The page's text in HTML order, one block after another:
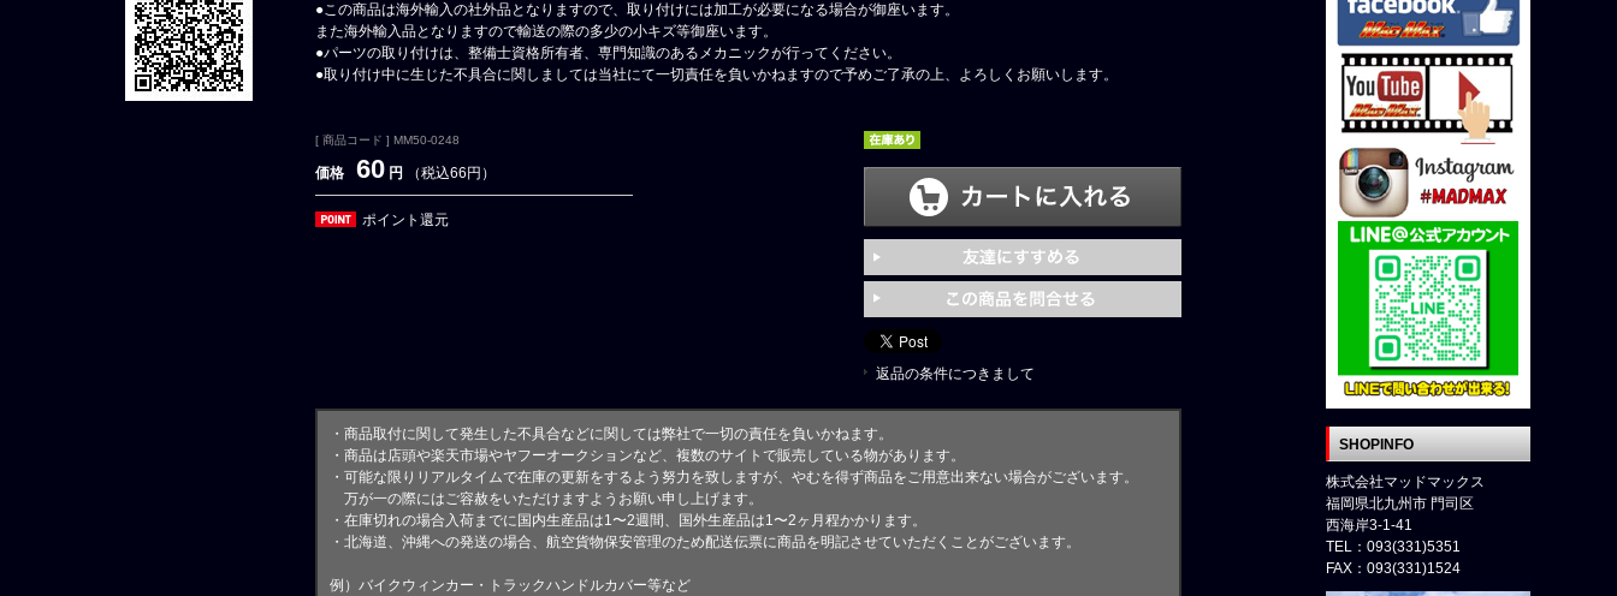
●この商品は海外輸入の社外品となりますので、取り付けには加工が必要になる場合が御座います。
また海外輸入品となりますので輸送の際の多少の小キズ等御座います。
●パーツの取り付けは、整備士資格所有者、専門知識のあるメカニックが行ってください。
●取り付け中に生じた不具合に関しましては当社にて一切責任を負いかねますので予めご了承の上、よろしくお願いします。
[ 商品コード ] MM50-0248
価格 60 円 （税込66円）
ポイント還元
返品の条件につきまして
・商品取付に関して発生した不具合などに関しては弊社で一切の責任を負いかねます。
・商品は店頭や楽天市場やヤフーオークションなど、複数のサイトで販売している物があります。
・可能な限りリアルタイムで在庫の更新をするよう努力を致しますが、やむを得ず商品をご用意出来ない場合がございます。
万が一の際にはご容赦をいただけますようお願い申し上げます。
・在庫切れの場合入荷までに国内生産品は1〜2週間、国外生産品は1〜2ヶ月程かかります。
・北海道、沖縄への発送の場合、航空貨物保安管理のため配送伝票に商品を明記させていただくことがございます。
例）バイクウィンカー・トラックハンドルカバー等など
SHOPINFO
株式会社マッドマックス
福岡県北九州市 門司区
西海岸3-1-41
TEL：093(331)5351
FAX：093(331)1524